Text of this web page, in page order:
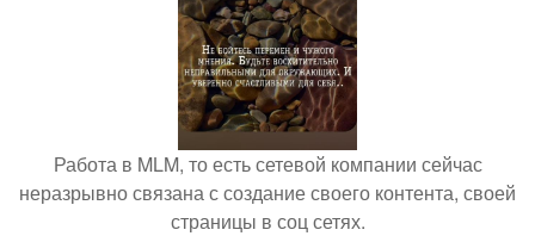
Работа в MLM, то есть сетевой компании сейчас
неразрывно связана с создание своего контента, своей
страницы в соц сетях.